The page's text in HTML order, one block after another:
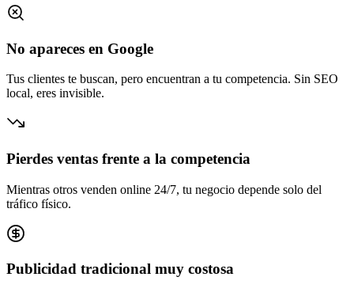
No apareces en Google
Tus clientes te buscan, pero encuentran a tu competencia. Sin SEO
local, eres invisible.
Pierdes ventas frente a la competencia
Mientras otros venden online 24/7, tu negocio depende solo del
tráfico físico.
Publicidad tradicional muy costosa